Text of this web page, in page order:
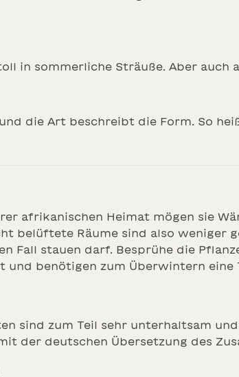
in sommerliche Sträuße. Aber
die Art beschreibt die Form. So
afrikanischen Heimat mögen sie
belüftete Räume sind also weniger
Fall stauen darf. Besprühe die
benötigen zum Überwintern eine
sind zum Teil sehr unterhaltsam
der deutschen Übersetzung des